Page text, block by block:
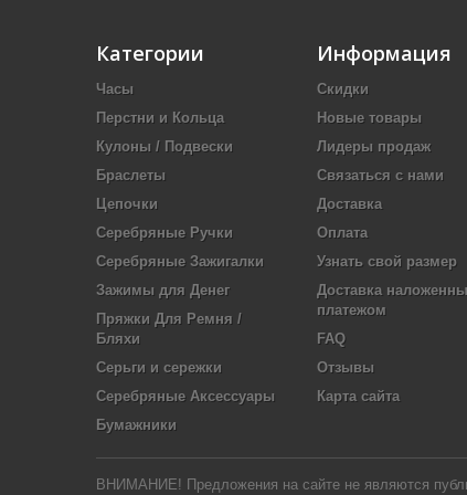
Категории
Часы
Перстни и Кольца
Кулоны / Подвески
Браслеты
Цепочки
Серебряные Ручки
Серебряные Зажигалки
Зажимы для Денег
Пряжки Для Ремня /
Бляхи
Серьги и сережки
Серебряные Аксессуары
Бумажники
Информация
Скидки
Новые товары
Лидеры продаж
Связаться с нами
Доставка
Оплата
Узнать свой размер
Доставка
платежом
FAQ
Отзывы
Карта сайта
ВНИМАНИЕ! Предложения на сайте не являются